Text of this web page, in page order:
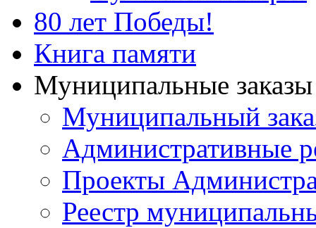
80 лет Победы!
Книга памяти
Муниципальные
Муниципальный
Административные
Проекты
Реестр